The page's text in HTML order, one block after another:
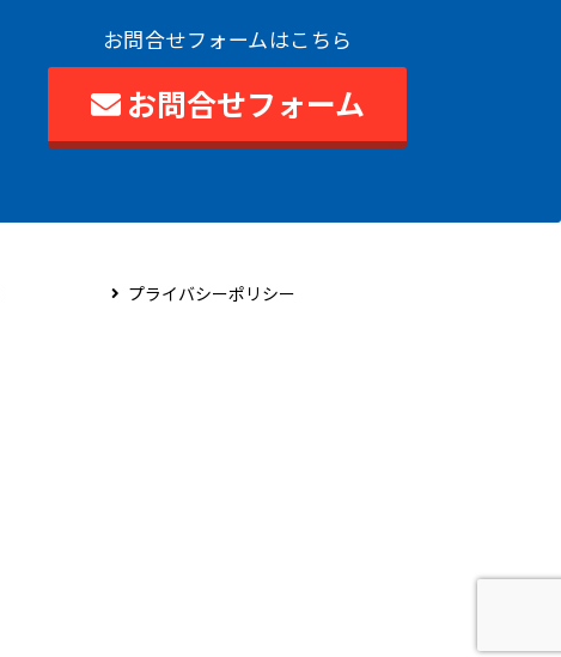
お問合せフォームはこちら
お問合せフォーム
プライバシーポリシー